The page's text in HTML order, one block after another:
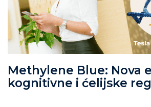
Methylene Blue: Nova
kognitivne i ćelijske